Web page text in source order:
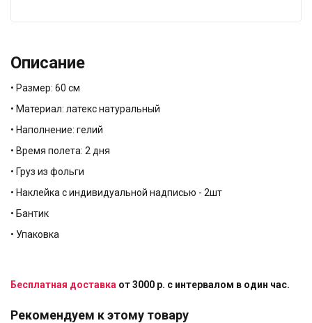
Описание
• Размер: 60 см
• Материал: латекс натуральный
• Наполнение: гелий
• Время полета: 2 дня
• Груз из фольги
• Наклейка с индивидуальной надписью - 2шт
• Бантик
• Упаковка
Бесплатная доставка от 3000 р. с интервалом в один час.
Рекомендуем к этому товару